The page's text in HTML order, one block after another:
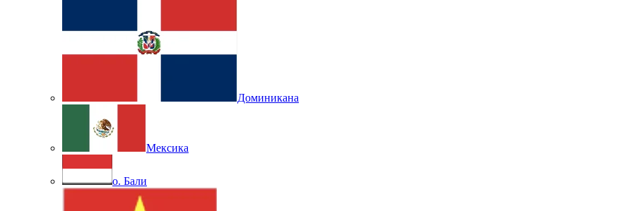
Доминикана
Мексика
о. Бали